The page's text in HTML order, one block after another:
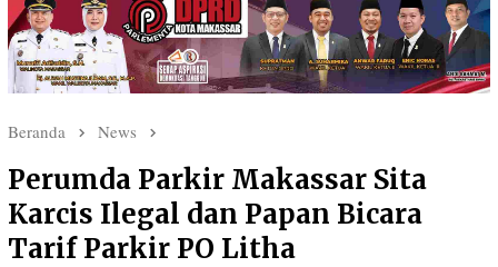
Beranda News
Perumda Parkir Makassar Sita
Karcis Ilegal dan Papan Bicara
Tarif Parkir PO Litha